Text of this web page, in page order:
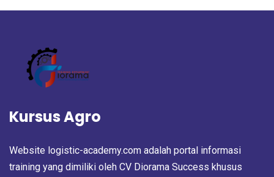
Kursus Agro
Website logistic-academy.com adalah portal informasi
training yang dimiliki oleh CV Diorama Success khusus